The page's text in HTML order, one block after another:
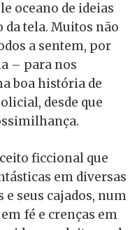
oceano de ideias
da tela. Muitos não
a sentem, por
– para nos
boa história de
desde que
ficcional que
em diversas
seus cajados, num
fé e crenças em